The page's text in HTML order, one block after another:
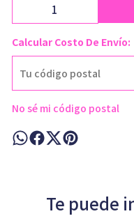
Calcular Costo De Envío:
No sé mi código postal
Te puede